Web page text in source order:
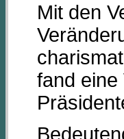
Mit den
fand